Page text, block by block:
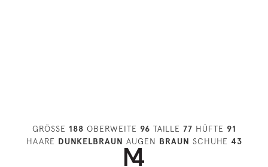
GRÖSSE 188 OBERWEITE 96 TAILLE 77 HÜFTE 91
HAARE DUNKELBRAUN AUGEN BRAUN SCHUHE 43